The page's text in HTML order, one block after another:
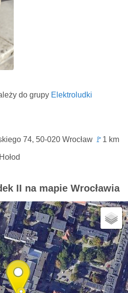
do grupy Elektroludki
74, 50-020 Wrocław 🚩 1 km
II na mapie Wrocławia